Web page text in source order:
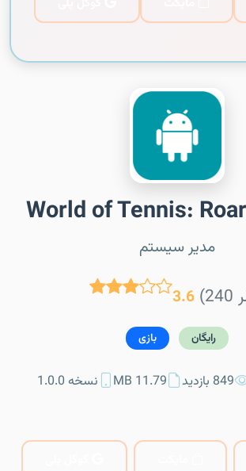
World of Tennis:
مدیر سیستم
3.6
رایگان بازی
849 بازدید 11.79 MB نسخه 1.0.0